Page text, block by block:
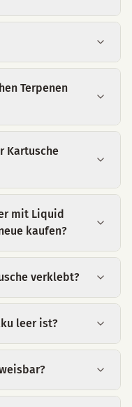
Terpenen
Kartusche
mit Liquid
kaufen?
verklebt?
leer ist?